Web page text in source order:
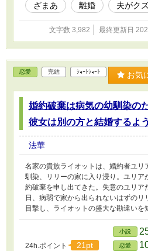
ざまあ
離婚 夫がク
文字数 3,982 最終更新日
恋愛 完結 ｼｮｰﾄｼｮｰﾄ お気
婚約破棄は病気の幼馴染の
彼女は別の方と結婚するよ
法華
名家の貴族ライオットは、婚約者ユリ
馴染、リリーの家に入り浸り。ユリア
約破棄を申し出てきた。失意のユリア
日、病弱で家から出られないはずのリ
目撃し、ライオットの盛大な勘違い
24h.ポイント 21pt
小説
恋愛